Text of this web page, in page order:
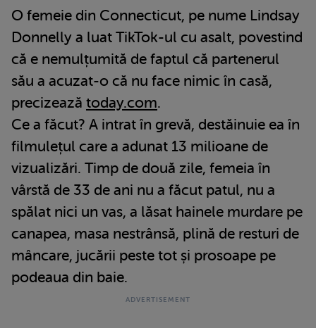
O femeie din Connecticut, pe nume Lindsay
Donnelly a luat TikTok-ul cu asalt, povestind
că e nemulțumită de faptul că partenerul
său a acuzat-o că nu face nimic în casă,
precizează today.com.
Ce a făcut? A intrat în grevă, destăinuie ea în
filmulețul care a adunat 13 milioane de
vizualizări. Timp de două zile, femeia în
vârstă de 33 de ani nu a făcut patul, nu a
spălat nici un vas, a lăsat hainele murdare pe
canapea, masa nestrânsă, plină de resturi de
mâncare, jucării peste tot și prosoape pe
podeaua din baie.